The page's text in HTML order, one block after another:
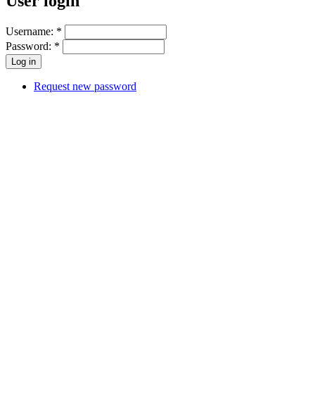
Username: *
Password: *
Request new password